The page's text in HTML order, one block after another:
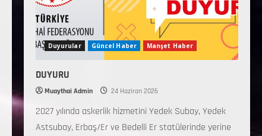
Duyurular Güncel Haber Manşet Haber
DUYURU
Muaythai Admin 24 Haziran 2026
2027 yılında askerlik hizmetini Yedek Subay, Yedek
Astsubay, Erbaş/Er ve Bedelli Er statülerinde yerine